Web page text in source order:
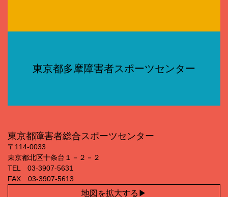
東京都多摩障害者スポーツセンター
東京都障害者総合スポーツセンター
〒114‐0033
東京都北区十条台１－２－２
TEL 03‐3907‐5631
FAX 03‐3907‐5613
地図を拡大する